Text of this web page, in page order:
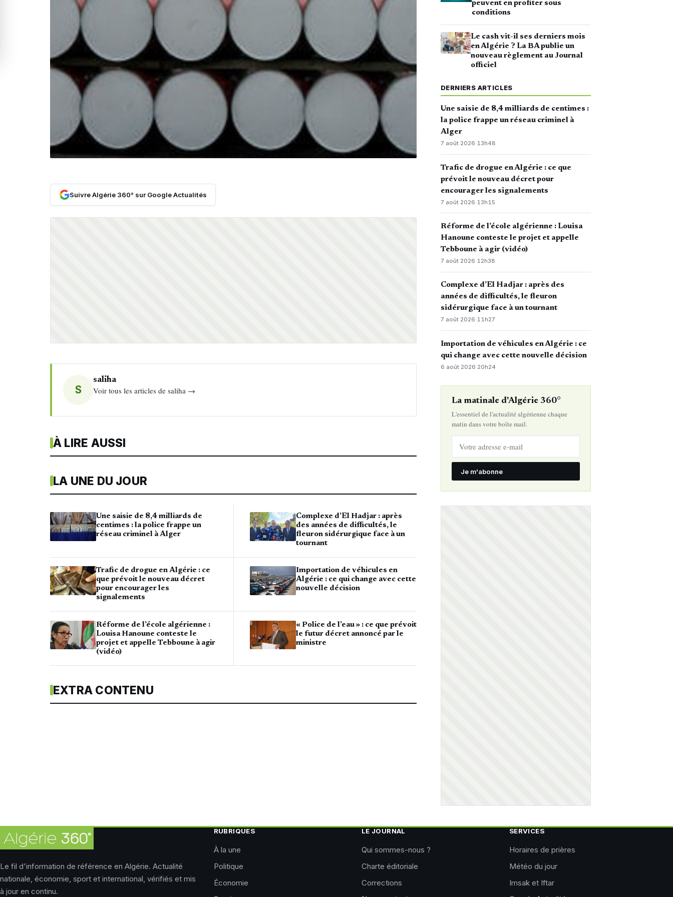
Suivre Algérie 360° sur Google Actualités
S
saliha
Voir tous les articles de saliha →
À LIRE AUSSI
LA UNE DU JOUR
Une saisie de 8,4 milliards de
centimes : la police frappe un
réseau criminel à Alger
Trafic de drogue en Algérie : ce
que prévoit le nouveau décret
pour encourager les
signalements
Réforme de l’école algérienne :
Louisa Hanoune conteste le
projet et appelle Tebboune à agir
(vidéo)
Complexe d’El Hadjar : après
des années de difficultés, le
fleuron sidérurgique face à un
tournant
Importation de véhicules en
Algérie : ce qui change avec cette
nouvelle décision
« Police de l’eau » : ce que prévoit
le futur décret annoncé par le
ministre
EXTRA CONTENU
peuvent en profiter sous
conditions
Le cash vit-il ses derniers mois
en Algérie ? La BA publie un
nouveau règlement au Journal
officiel
DERNIERS ARTICLES
Une saisie de 8,4 milliards de centimes :
la police frappe un réseau criminel à
Alger
7 août 2026·13h48
Trafic de drogue en Algérie : ce que
prévoit le nouveau décret pour
encourager les signalements
7 août 2026· 13h15
Réforme de l’école algérienne : Louisa
Hanoune conteste le projet et appelle
Tebboune à agir (vidéo)
7 août 2026·12h38
Complexe d’El Hadjar : après des
années de difficultés, le fleuron
sidérurgique face à un tournant
7 août 2026·11h27
Importation de véhicules en Algérie : ce
qui change avec cette nouvelle décision
6 août 2026·20h24
La matinale d'Algérie 360°
L'essentiel de l'actualité algérienne chaque
matin dans votre boîte mail.
Je m'abonne
Le fil d'information de référence en Algérie. Actualité
nationale, économie, sport et international, vérifiés et mis
à jour en continu.
RUBRIQUES
À la une
Politique
Économie
LE JOURNAL
Qui sommes-nous ?
Charte éditoriale
Corrections
SERVICES
Horaires de prières
Météo du jour
Imsak et Iftar